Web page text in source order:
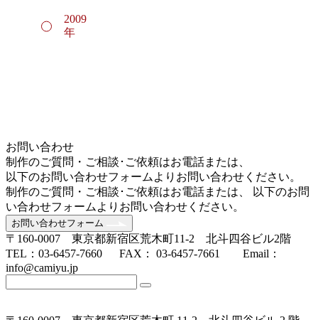
2009
年
お問い合わせ
制作のご質問・ご相談･ご依頼はお電話または、
以下のお問い合わせフォームよりお問い合わせください。
制作のご質問・ご相談･ご依頼はお電話または、 以下のお問
い合わせフォームよりお問い合わせください。
お問い合わせフォーム
〒160-0007 東京都新宿区荒木町11-2 北斗四谷ビル2階
TEL：03-6457-7660 FAX： 03-6457-7661 Email：
info@camiyu.jp